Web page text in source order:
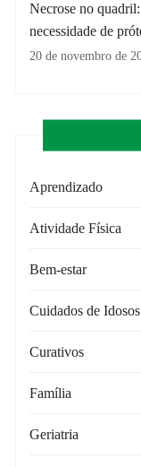
Necrose no
necessidade de
20 de novembro de
Aprendizado
Atividade Física
Bem-estar
Cuidados de Idosos
Curativos
Família
Geriatria